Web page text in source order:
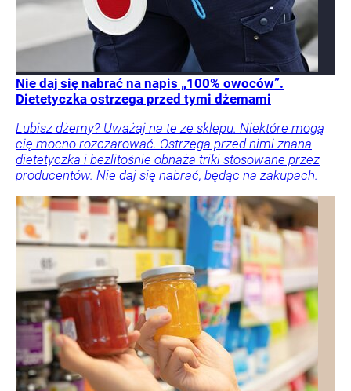
Nie daj się nabrać na napis „100% owoców”.
Dietetyczka ostrzega przed tymi dżemami
Lubisz dżemy? Uważaj na te ze sklepu. Niektóre mogą
cię mocno rozczarować. Ostrzega przed nimi znana
dietetyczka i bezlitośnie obnaża triki stosowane przez
producentów. Nie daj się nabrać, będąc na zakupach.